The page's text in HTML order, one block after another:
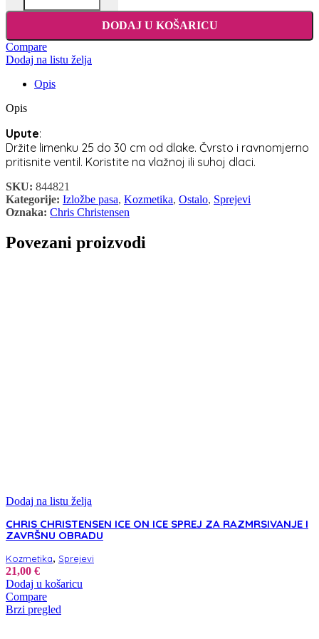
DODAJ U KOŠARICU
Compare
Dodaj na listu želja
Opis
Opis
Upute:
Držite limenku 25 do 30 cm od dlake. Čvrsto i ravnomjerno
pritisnite ventil. Koristite na vlažnoj ili suhoj dlaci.
SKU: 844821
Kategorije: Izložbe pasa, Kozmetika, Ostalo, Sprejevi
Oznaka: Chris Christensen
Povezani proizvodi
Dodaj na listu želja
CHRIS CHRISTENSEN ICE ON ICE SPREJ ZA RAZMRSIVANJE I
ZAVRŠNU OBRADU
Kozmetika, Sprejevi
21,00 €
Dodaj u košaricu
Compare
Brzi pregled